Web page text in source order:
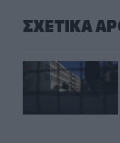
ΣΧΕΤΙΚA
Χανιά: Σχεδόν 1